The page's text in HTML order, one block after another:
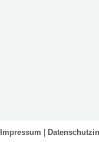
Impressum